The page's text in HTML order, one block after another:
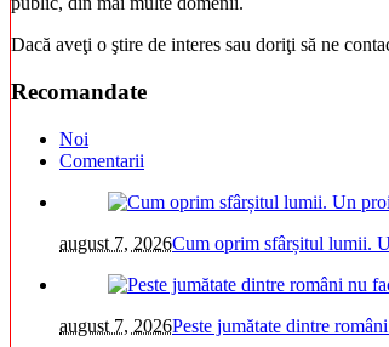
Dacă aveţi o ştire de interes sau doriţi să ne
Recomandate
Noi
Comentarii
august 7, 2026Cum oprim sfârșitul lumii.
august 7, 2026Peste jumătate dintre